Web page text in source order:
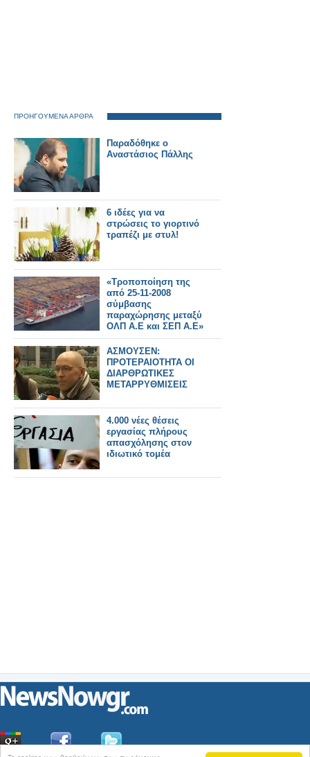
ΠΡΟΗΓΟΥΜΕΝΑ ΑΡΘΡΑ
Παραδόθηκε ο
Αναστάσιος Πάλλης
6 ιδέες για να
στρώσεις το γιορτινό
τραπέζι με στυλ!
«Τροποποίηση της
από 25-11-2008
σύμβασης
παραχώρησης μεταξύ
ΟΛΠ Α.Ε και ΣΕΠ Α.Ε»
ΑΣΜΟΥΣΕΝ:
ΠΡΟΤΕΡΑΙΟΤΗΤΑ ΟΙ
ΔΙΑΡΘΡΩΤΙΚΕΣ
ΜΕΤΑΡΡΥΘΜΙΣΕΙΣ
4.000 νέες θέσεις
εργασίας πλήρους
απασχόλησης στον
ιδιωτικό τομέα